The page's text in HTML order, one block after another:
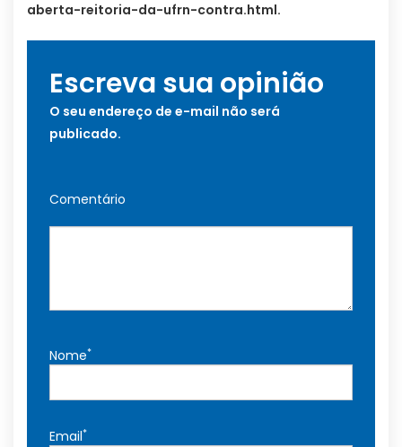
aberta-reitoria-da-ufrn-contra.html.
Escreva sua opinião
O seu endereço de e-mail não será
publicado.
Comentário
Nome*
Email*